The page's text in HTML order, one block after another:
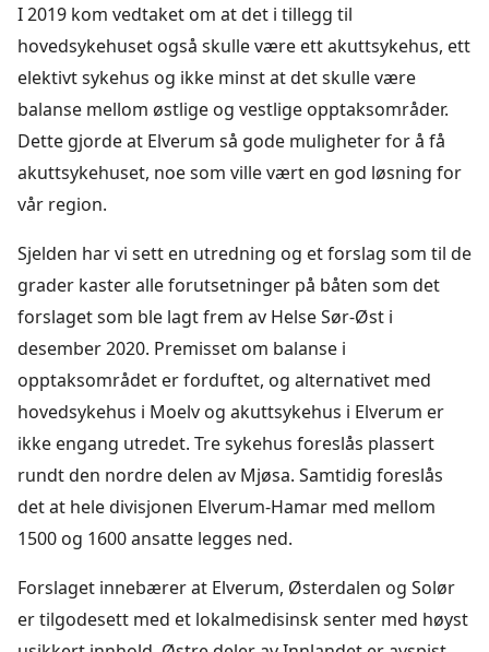
I 2019 kom vedtaket om at det i tillegg til
hovedsykehuset også skulle være ett akuttsykehus, ett
elektivt sykehus og ikke minst at det skulle være
balanse mellom østlige og vestlige opptaksområder.
Dette gjorde at Elverum så gode muligheter for å få
akuttsykehuset, noe som ville vært en god løsning for
vår region.
Sjelden har vi sett en utredning og et forslag som til de
grader kaster alle forutsetninger på båten som det
forslaget som ble lagt frem av Helse Sør-Øst i
desember 2020. Premisset om balanse i
opptaksområdet er forduftet, og alternativet med
hovedsykehus i Moelv og akuttsykehus i Elverum er
ikke engang utredet. Tre sykehus foreslås plassert
rundt den nordre delen av Mjøsa. Samtidig foreslås
det at hele divisjonen Elverum-Hamar med mellom
1500 og 1600 ansatte legges ned.
Forslaget innebærer at Elverum, Østerdalen og Solør
er tilgodesett med et lokalmedisinsk senter med høyst